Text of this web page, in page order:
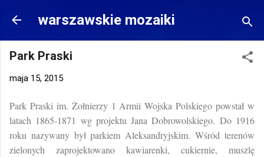
Przejdź do głównej zawartości
warszawskie mozaiki
Park Praski
maja 15, 2015
Park Praski im. Żołnierzy 1 Armii Wojska Polskiego powstał w
latach 1865-1871 wg projektu Jana Dobrowolskiego. Do 1916
roku nazywany był parkiem Aleksandryjskim. Wśród terenów
zielonych zaprojektowano kawiarenki, cukiernie, muszlę